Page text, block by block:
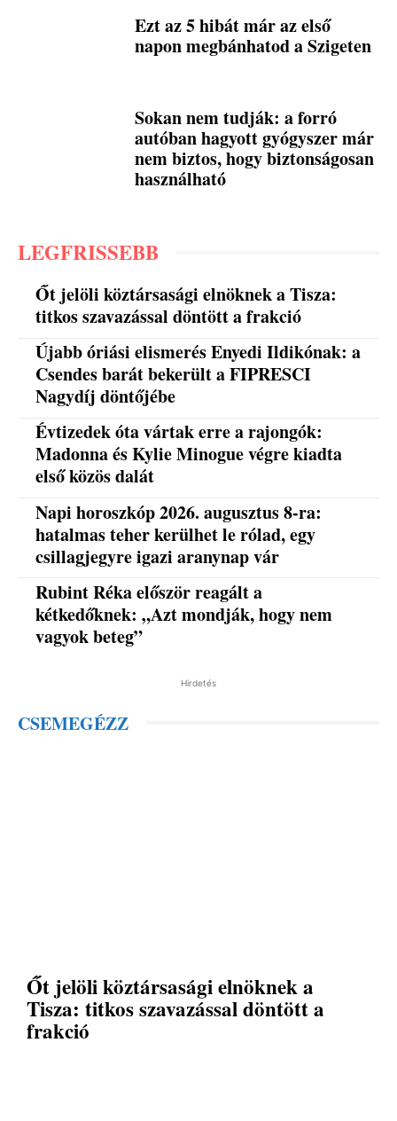
Ezt az 5 hibát már az első
napon megbánhatod a Szigeten
Sokan nem tudják: a forró
autóban hagyott gyógyszer már
nem biztos, hogy biztonságosan
használható
LEGFRISSEBB
Őt jelöli köztársasági elnöknek a Tisza:
titkos szavazással döntött a frakció
Újabb óriási elismerés Enyedi Ildikónak: a
Csendes barát bekerült a FIPRESCI
Nagydíj döntőjébe
Évtizedek óta vártak erre a rajongók:
Madonna és Kylie Minogue végre kiadta
első közös dalát
Napi horoszkóp 2026. augusztus 8-ra:
hatalmas teher kerülhet le rólad, egy
csillagjegyre igazi aranynap vár
Rubint Réka először reagált a
kétkedőknek: „Azt mondják, hogy nem
vagyok beteg”
Hirdetés
CSEMEGÉZZ
Őt jelöli köztársasági elnöknek a
Tisza: titkos szavazással döntött a
frakció